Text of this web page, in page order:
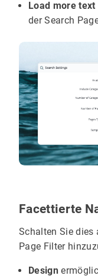
Load more text
der Search
Facettierte
Schalten Sie dies
Page Filter
Design